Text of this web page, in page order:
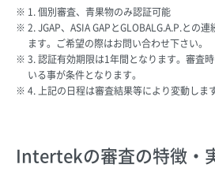
1. 個別審査、青果物のみ認証可能
2. JGAP、ASIA GAPとGLOBALG.A.P.との
ます。ご希望の際はお問い合わせ下さい。
3. 認証有効期限は1年間となります。審査
いる事が条件となります。
4. 上記の日程は審査結果等により変動します
Intertekの審査の特徴・